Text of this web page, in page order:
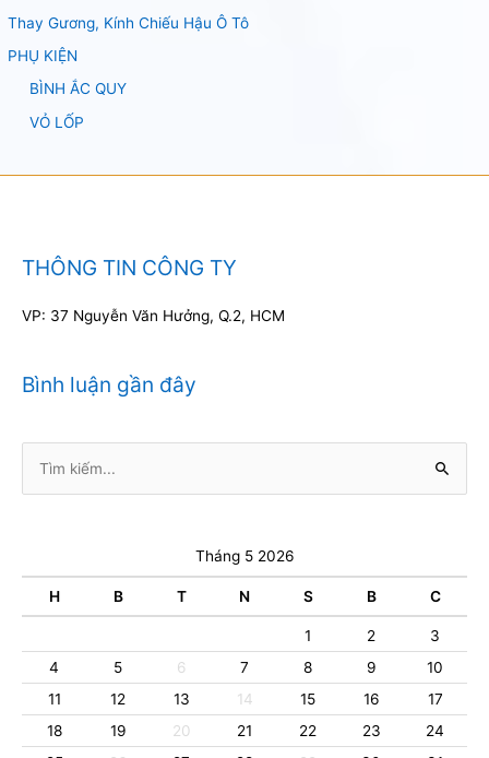
Thay Gương, Kính Chiếu Hậu Ô Tô
PHỤ KIỆN
BÌNH ẮC QUY
VỎ LỐP
THÔNG TIN CÔNG TY
VP: 37 Nguyễn Văn Hưởng, Q.2, HCM
Bình luận gần đây
kiếm:
Tháng 5 2026
H B T N S B C
1 2
3
4
5 6 7 8 9
10
11
12 13 14 15 16
17
18
19 20 21 22 23
24